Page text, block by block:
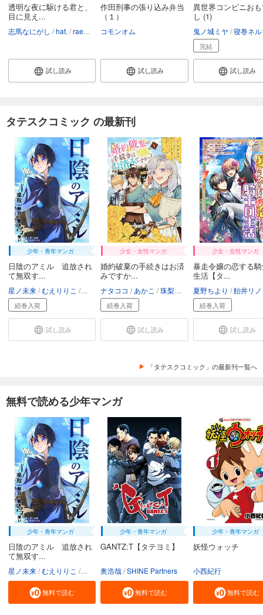
透明な夜に駆ける君と、
目に見え...
志馬なにがし hat. raemz 敷誠一
試し読み
作田刑事の張り込み弁当
（１）
コモンオム
試し読み
異世界コンビニお
し (1)
鬼ノ城ミヤ 寝巻ネ
完結
試し読み
タテスクコミック の最新刊
少年・青年マンガ
日陰のアミル 追放され
て無双す...
星ノ未来 むえりりこ フーモア
続巻入荷
試し読み
少女・女性マンガ
婚約破棄の手続きはお済
みですか...
ナタココ あかこ 珠梨やすゆき
続巻入荷
試し読み
少女・女性マンガ
暴走令嬢の恋する
生活【タ...
夏野ちより 飴井リノ
続巻入荷
試し読み
「タテスクコミック」の最新刊一覧へ
無料で読める少年マンガ
少年・青年マンガ
日陰のアミル 追放され
て無双す...
星ノ未来 むえりりこ フーモア
無料で読む
少年・青年マンガ
GANTZ:T【タテヨミ】
奥浩哉 SHINE Partners
無料で読む
少年・青年マンガ
妖怪ウォッチ
小西紀行
無料で読む